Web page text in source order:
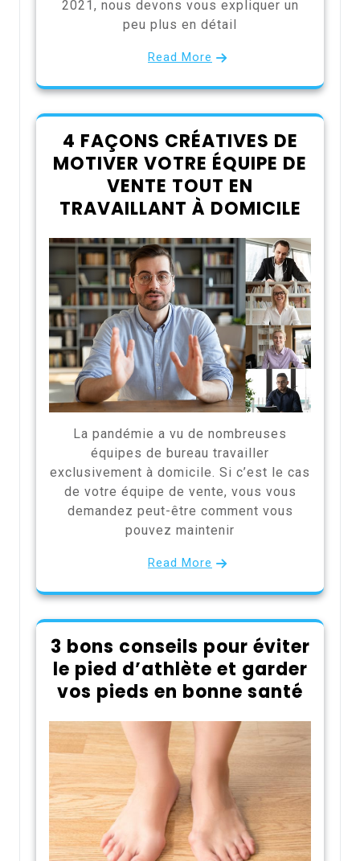
2021, nous devons vous expliquer un
peu plus en détail
Read More
4 FAÇONS CRÉATIVES DE
MOTIVER VOTRE ÉQUIPE DE
VENTE TOUT EN
TRAVAILLANT À DOMICILE
La pandémie a vu de nombreuses
équipes de bureau travailler
exclusivement à domicile. Si c’est le cas
de votre équipe de vente, vous vous
demandez peut-être comment vous
pouvez maintenir
Read More
3 bons conseils pour éviter
le pied d’athlète et garder
vos pieds en bonne santé